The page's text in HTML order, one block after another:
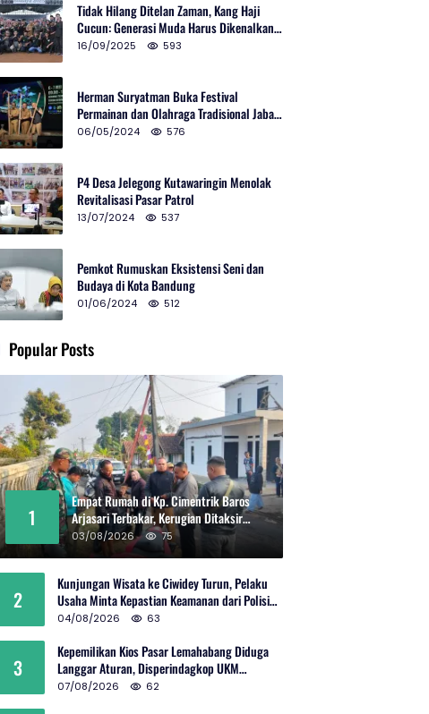
Tidak Hilang Ditelan Zaman, Kang Haji
Cucun: Generasi Muda Harus Dikenalkan
Pencak Silat
16/09/2025 593
Herman Suryatman Buka Festival
Permainan dan Olahraga Tradisional Jabar
2024 di Gedung Teater Tertutup
06/05/2024 576
P4 Desa Jelegong Kutawaringin Menolak
Revitalisasi Pasar Patrol
13/07/2024 537
Pemkot Rumuskan Eksistensi Seni dan
Budaya di Kota Bandung
01/06/2024 512
Popular Posts
1
Empat Rumah di Kp. Cimentrik Baros
Arjasari Terbakar, Kerugian Ditaksir
Rp600 Juta
03/08/2026 75
2
Kunjungan Wisata ke Ciwidey Turun, Pelaku
Usaha Minta Kepastian Keamanan dari Polisi
dan Pemprov Jabar
04/08/2026 63
3
Kepemilikan Kios Pasar Lemahabang Diduga
Langgar Aturan, Disperindagkop UKM
Terkesan Lepas Tangan?
07/08/2026 62